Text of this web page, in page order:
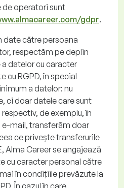
operatori sunt
gdpr.
date către persoana
respectăm pe deplin
datelor cu caracter
cu RGPD, în special
a datelor: nu
ci doar datele care sunt
de exemplu, în
mail, transferăm doar
ce privește transferurile
Alma Careerse angajează
cu caracter personal către
în condițiile prevăzute la
În cazul în care